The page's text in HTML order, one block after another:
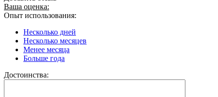
Ваша оценка:
Опыт использования:
Несколько дней
Несколько месяцев
Менее месяца
Больше года
Достоинства: